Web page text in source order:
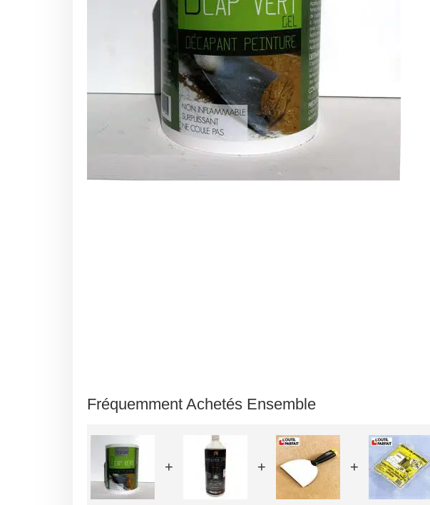
Fréquemment Achetés Ensemble
+ + +